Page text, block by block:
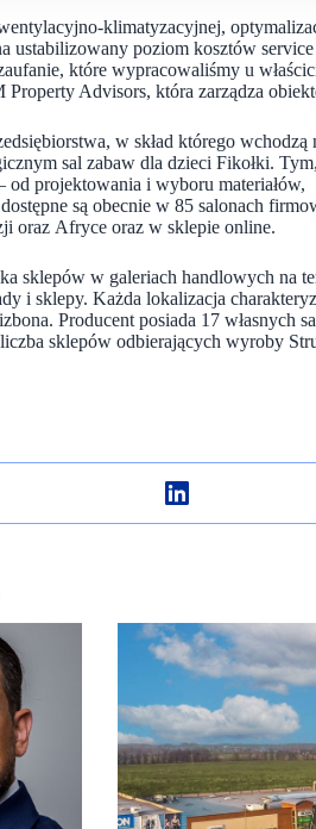
klimatyzacyjnej,
ustabilizowany poziom kosztów
które wypracowaliśmy u
Advisors, która zarządza
w skład którego wchodzą
sal zabaw dla dzieci Fikołki.
od projektowania i wyboru materiałów,
są obecnie w 85 salonach
oraz Afryce oraz w sklepie online.
sklepów w galeriach handlowych na
i sklepy. Każda lokalizacja
Producent posiada 17 własnych
sklepów odbierających wyroby